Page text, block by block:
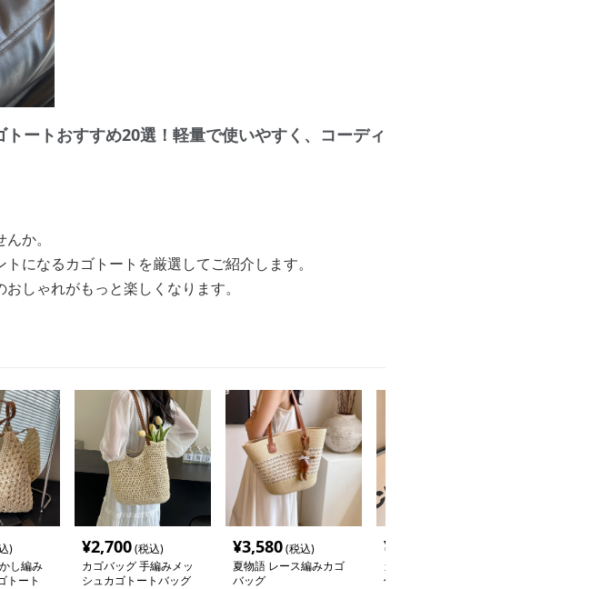
ートおすすめ20選！軽量で使いやすく、コーディ
か。
になるカゴトートを厳選してご紹介します。
しゃれがもっと楽しくなります。
)
し編み
トート
¥2,700(税込)
カゴバッグ 手編みメッ
シュカゴトートバッグ
¥3,580(税込)
夏物語 レース編みカゴ
バッグ
¥
カゴバッグ パイピング
付きスカーフ付カゴトー